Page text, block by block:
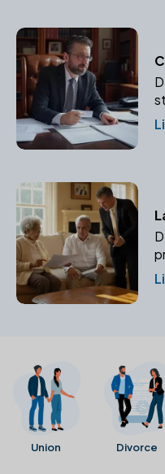
Union Divorce